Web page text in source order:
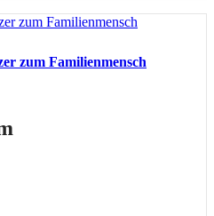
zum Familienmensch